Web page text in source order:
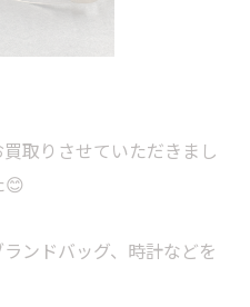
取りさせていただきまし
😊
ンドバッグ、時計などを